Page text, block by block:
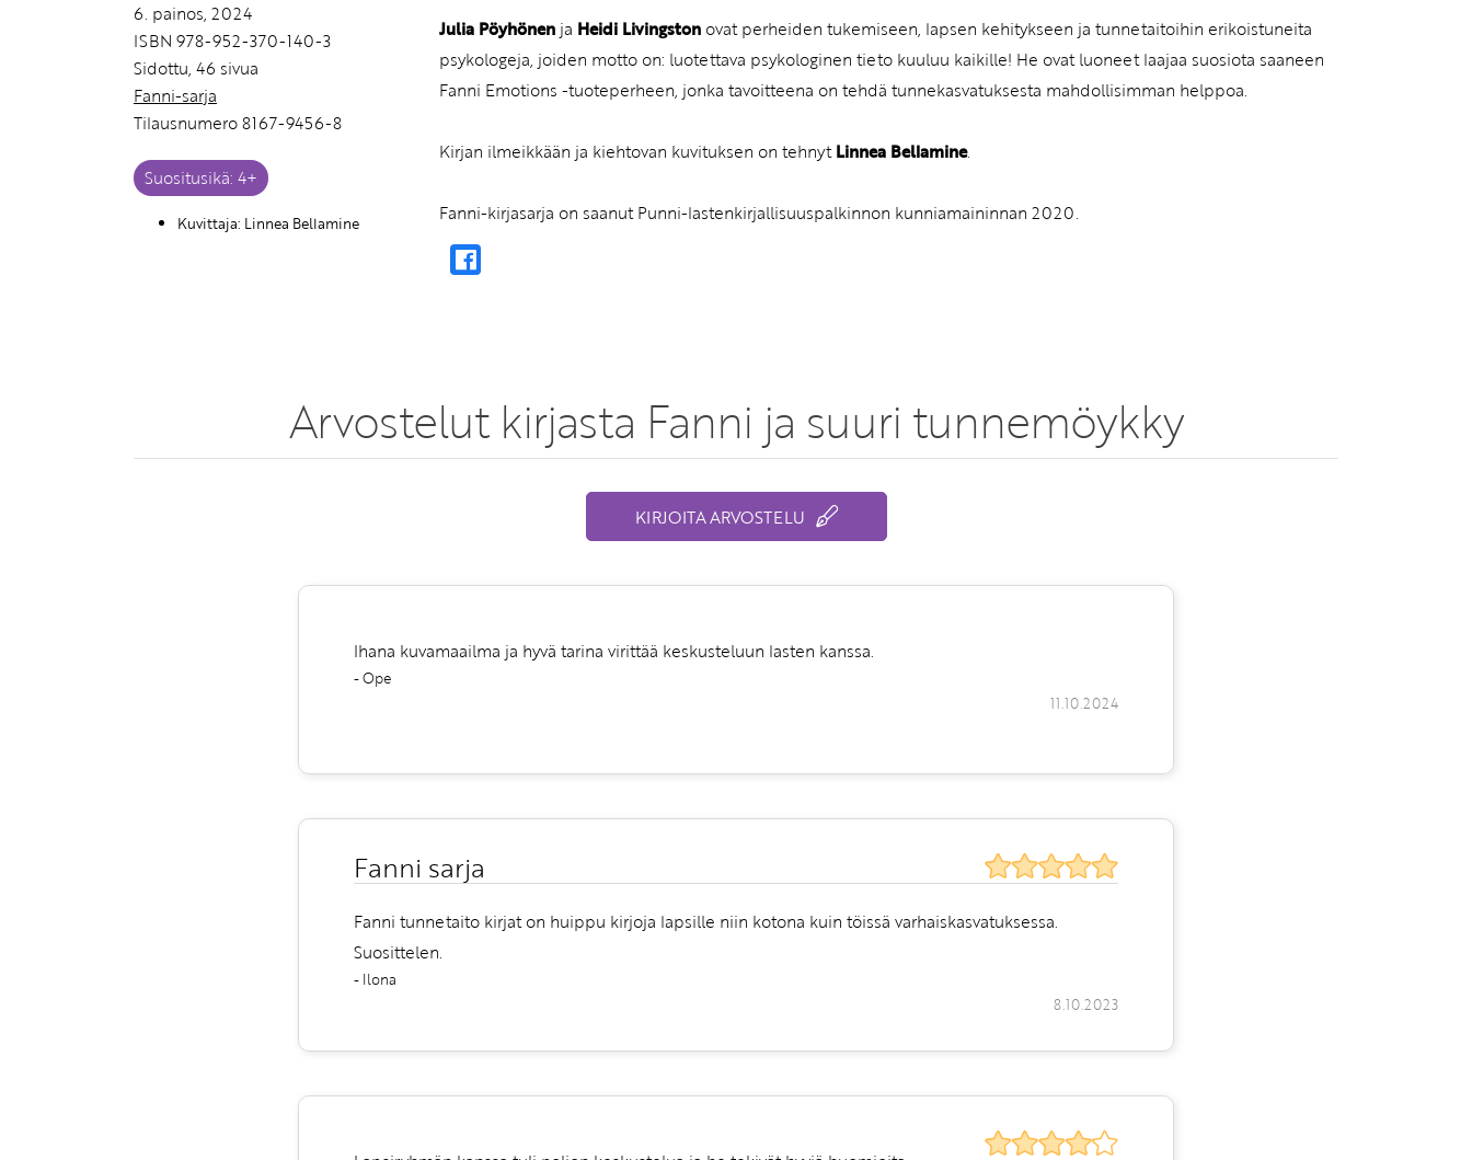
6. painos, 2024
ISBN 978-952-370-140-3
Sidottu, 46 sivua
Fanni-sarja
Tilausnumero 8167-9456-8
Suositusikä: 4+
Kuvittaja: Linnea Bellamine
Julia Pöyhönen ja Heidi Livingston ovat perheiden tukemiseen, lapsen kehitykseen ja tunnetaitoihin erikoistuneita
psykologeja, joiden motto on: luotettava psykologinen tieto kuuluu kaikille! He ovat luoneet laajaa suosiota saaneen
Fanni Emotions -tuoteperheen, jonka tavoitteena on tehdä tunnekasvatuksesta mahdollisimman helppoa.
Kirjan ilmeikkään ja kiehtovan kuvituksen on tehnytLinnea Bellamine.
Fanni-kirjasarja on saanut Punni-lastenkirjallisuuspalkinnon kunniamaininnan 2020.
Arvostelut kirjasta Fanni ja suuri tunnemöykky
KIRJOITA ARVOSTELU
Ihana kuvamaailma ja hyvä tarina virittää keskusteluun lasten kanssa.
- Ope
11.10.2024
Fanni sarja
Fanni tunnetaito kirjat on huippu kirjoja lapsille niin kotona kuin töissä varhaiskasvatuksessa.
Suosittelen.
- Ilona
8.10.2023